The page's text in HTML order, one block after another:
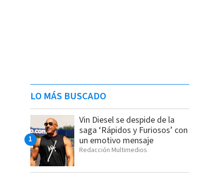
LO MÁS BUSCADO
Vin Diesel se despide de la
saga ‘Rápidos y Furiosos’ con
un emotivo mensaje
Redacción Multimedios